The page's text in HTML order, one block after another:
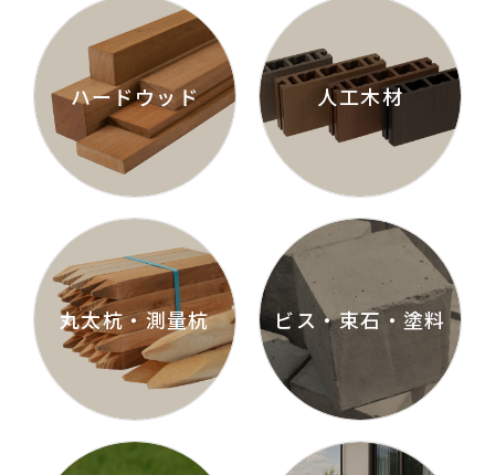
ハードウッド 人工木材
丸太杭・測量杭 ビス・束石・塗料